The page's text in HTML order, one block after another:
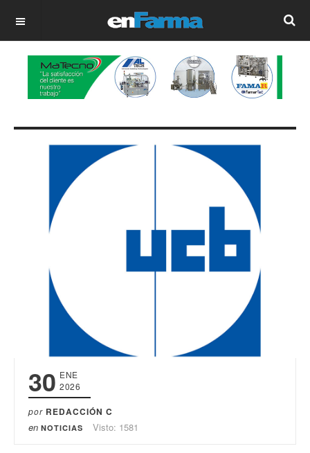
OFF CANVAS
30 ENE
2026
por REDACCIÓN C
en NOTICIAS Visto: 1581